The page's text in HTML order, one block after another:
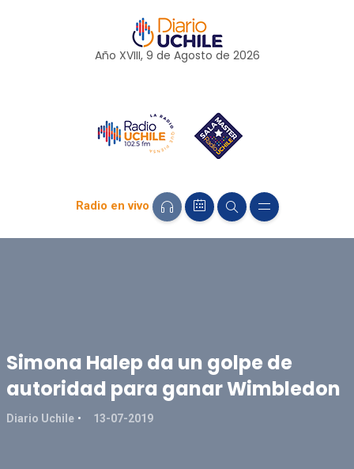
Año XVIII, 9 de Agosto de 2026
Radio en vivo
Simona Halep da un golpe de
autoridad para ganar Wimbledon
Diario Uchile 13-07-2019